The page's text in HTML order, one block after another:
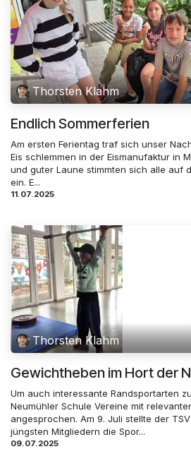
Thorsten Klahm
Endlich Sommerferien
Am ersten Ferientag traf sich unser
Eis schlemmen in der Eismanufaktur in
und guter Laune stimmten sich alle auf
ein. E...
11.07.2025
Thorsten Klahm
Gewichtheben im Hort der
Um auch interessante Randsportarten
Neumühler Schule Vereine mit
angesprochen. Am 9. Juli stellte der
jüngsten Mitgliedern die Spor...
09.07.2025